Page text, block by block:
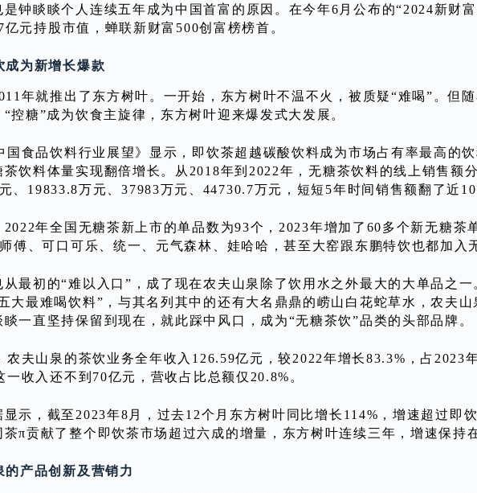
是钟睒睒个人连续五年成为中国首富的原因。在今年6月公布的“2024新财
亿元持股市值，蝉联新财富500创富榜榜首。
成为新增长爆款
年就推出了东方树叶。一开始，东方树叶不温不火，被质疑“难喝”。但
控糖”成为饮食主旋律，东方树叶迎来爆发式大发展。
国食品饮料行业展望》显示，即饮茶超越碳酸饮料成为市场占有率最高的
茶饮料体量实现翻倍增长。从2018年到2022年，无糖茶饮料的线上销售额
、19833.8万元、37983万元、44730.7万元，短短5年时间销售额翻了近10
2022年全国无糖茶新上市的单品数为93个，2023年增加了60多个新无糖茶
傅、可口可乐、统一、元气森林、娃哈哈，甚至大窑跟东鹏特饮也都加入
从最初的“难以入口”，成了现在农夫山泉除了饮用水之外最大的大单品之
大最难喝饮料”，与其名列其中的还有大名鼎鼎的崂山白花蛇草水，农夫
一直坚持保留到现在，就此踩中风口，成为“无糖茶饮”品类的头部品牌。
农夫山泉的茶饮业务全年收入126.59亿元，较2022年增长83.3%，占2023
一收入还不到70亿元，营收占比总额仅20.8%。
显示，截至2023年8月，过去12个月东方树叶同比增长114%，增速超过即
π贡献了整个即饮茶市场超过六成的增量，东方树叶连续三年，增速保持
的产品创新及营销力